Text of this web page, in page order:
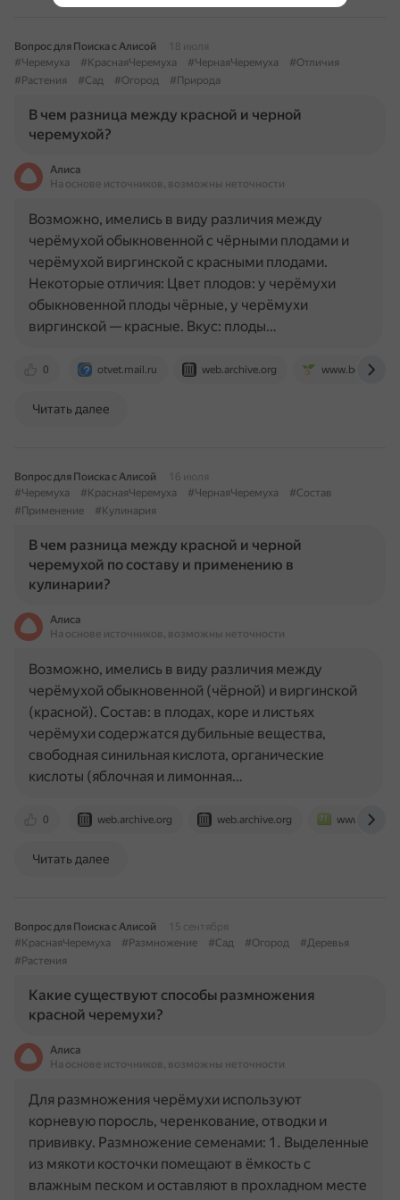
Вопрос для Поиска с Алисой
18 июля
#Черемуха
#КраснаяЧеремуха #ЧернаяЧеремуха
#Отличия
#Растения
#Сад #Огород #Природа
В чем разница между красной и черной
черемухой?
Алиса
На основе источников, возможны неточности
0 otvet.mail.ru web.archive.org
Возможно, имелись в виду различия между
черёмухой обыкновенной с чёрными плодами и
черёмухой виргинской с красными плодами.
Некоторые отличия: Цвет плодов: у черёмухи
обыкновенной плоды чёрные, у черёмухи
виргинской — красные. Вкус: плоды…
Читать далее
Вопрос для Поиска с Алисой
16 июля
#Черемуха
#КраснаяЧеремуха #ЧернаяЧеремуха
#Состав
#Применение
#Кулинария
В чем разница между красной и черной
черемухой по составу и применению в
кулинарии?
Алиса
На основе источников, возможны неточности
0 web.archive.org web.archive.org
Возможно, имелись в виду различия между
черёмухой обыкновенной (чёрной) и виргинской
(красной). Состав: в плодах, коре и листьях
черёмухи содержатся дубильные вещества,
свободная синильная кислота, органические
кислоты (яблочная и лимонная…
Читать далее
Вопрос для Поиска с Алисой
15 сентября
#КраснаяЧеремуха
#Размножение #Сад #Огород
#Деревья
#Растения
Какие существуют способы размножения
красной черемухи?
Алиса
На основе источников, возможны неточности
Для размножения черёмухи используют
корневую поросль, черенкование, отводки и
прививку. Размножение семенами: 1. Выделенные
из мякоти косточки помещают в ёмкость с
влажным песком и оставляют в прохладном месте